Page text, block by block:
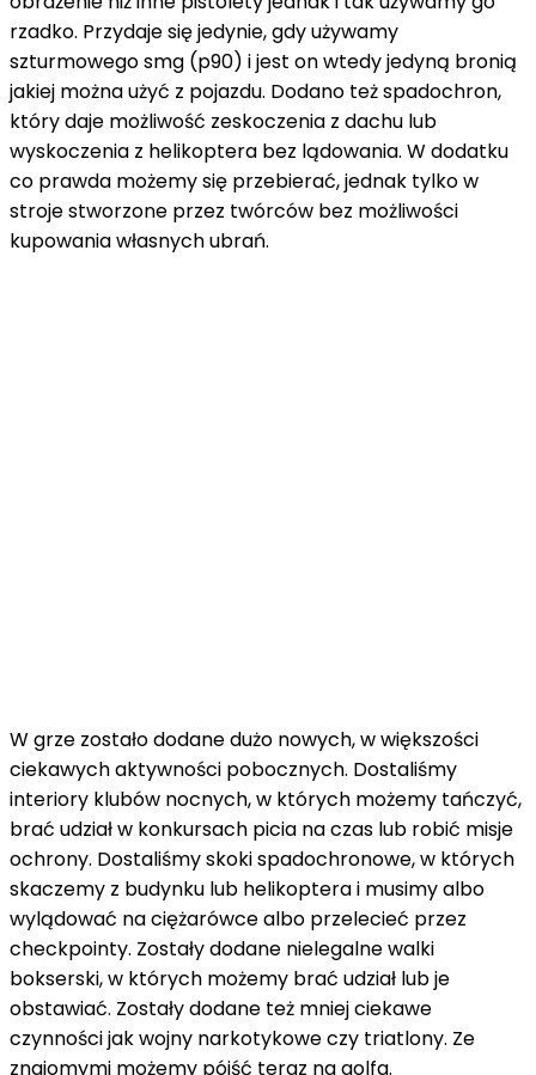
rzadko. Przydaje się jedynie, gdy używamy
szturmowego smg (p90) i jest on wtedy jedyną bronią
jakiej można użyć z pojazdu. Dodano też spadochron,
który daje możliwość zeskoczenia z dachu lub
wyskoczenia z helikoptera bez lądowania. W dodatku
co prawda możemy się przebierać, jednak tylko w
stroje stworzone przez twórców bez możliwości
kupowania własnych ubrań.
W grze zostało dodane dużo nowych, w większości
ciekawych aktywności pobocznych. Dostaliśmy
interiory klubów nocnych, w których możemy tańczyć,
brać udział w konkursach picia na czas lub robić misje
ochrony. Dostaliśmy skoki spadochronowe, w których
skaczemy z budynku lub helikoptera i musimy albo
wylądować na ciężarówce albo przelecieć przez
checkpointy. Zostały dodane nielegalne walki
bokserski, w których możemy brać udział lub je
obstawiać. Zostały dodane też mniej ciekawe
czynności jak wojny narkotykowe czy triatlony. Ze
znajomymi możemy pójść teraz na golfa.